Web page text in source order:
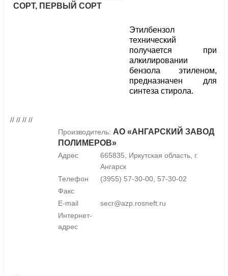
СОРТ, ПЕРВЫЙ СОРТ
Этилбензол
технический
получается при
алкилировании
бензола этиленом,
предназначен для
синтеза стирола.
// // // //
Производитель: АО «АНГАРСКИЙ ЗАВОД
ПОЛИМЕРОВ»
Адрес
665835, Иркутская область, г.
Ангарск
Телефон
(3955) 57-30-00, 57-30-02
Факс
E-mail
secr@azp.rosneft.ru
Интернет-
адрес